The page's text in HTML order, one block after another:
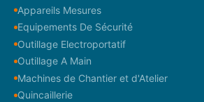
Appareils Mesures
Equipements De Sécurité
Outillage Electroportatif
Outillage A Main
Machines de Chantier et d'Atelier
Quincaillerie